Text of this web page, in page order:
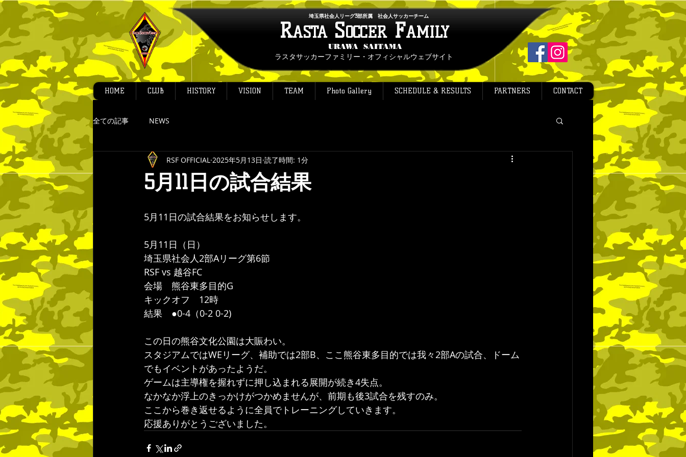
RASTASOCCERFAMILY
URAWA SAITAMA
ラスタサッカーファミリー・オフィシャルウェブサイト
埼玉県社会人リーグ3部所属 社会人サッカーチーム
HOME CLUB HISTORY VISION TEAM Photo Gallery SCHEDULE & RESULTS PARTNERS CONTACT
全ての記事 NEWS
5月11日の試合結果
RSF OFFICIAL 2025年5月13日 読了時間: 1分
5月11日の試合結果をお知らせします。
5月11日（日）
埼玉県社会人2部Aリーグ第6節
RSF vs 越谷FC
会場　熊谷東多目的G
キックオフ　12時
結果　●0-4（0-2 0-2)
この日の熊谷文化公園は大賑わい。
スタジアムではWEリーグ、補助では2部B、ここ熊谷東多目的では我々2部Aの試合、ドーム
でもイベントがあったようだ。
ゲームは主導権を握れずに押し込まれる展開が続き4失点。
なかなか浮上のきっかけがつかめませんが、前期も後3試合を残すのみ。
ここから巻き返せるように全員でトレーニングしていきます。
応援ありがとうございました。